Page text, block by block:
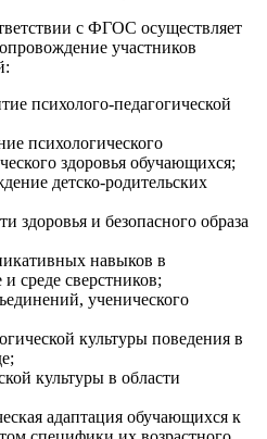
с ФГОС осуществляет
участников
психолого-педагогической
психологического
здоровья обучающихся;
детско-родительских
здоровья и безопасного образа
навыков в
и среде сверстников;
ученического
культуры поведения в
культуры в области
адаптация обучающихся к